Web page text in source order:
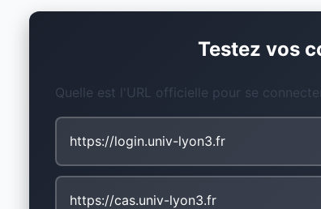
Testez vos
Quelle est l'URL officielle pour se
https://login.univ-lyon3.fr
https://cas.univ-lyon3.fr